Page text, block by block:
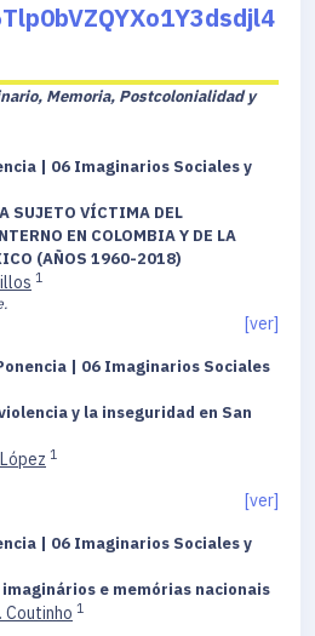
Memoria, Postcolonialidad y
| 06 Imaginarios Sociales y
SUJETO VÍCTIMA DEL
EN COLOMBIA Y DE LA
(AÑOS 1960-2018)
1
[ver]
| 06 Imaginarios Sociales
y la inseguridad en San
1
[ver]
| 06 Imaginarios Sociales y
e memórias nacionais
Coutinho 1